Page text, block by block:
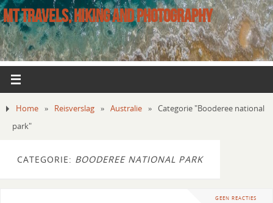
MT TRAVELS, HIKING AND PHOTOGRAPHY
Home » Reisverslag » Australie » Categorie "Booderee national
park"
CATEGORIE: BOODEREE NATIONAL PARK
GEEN REACTIES